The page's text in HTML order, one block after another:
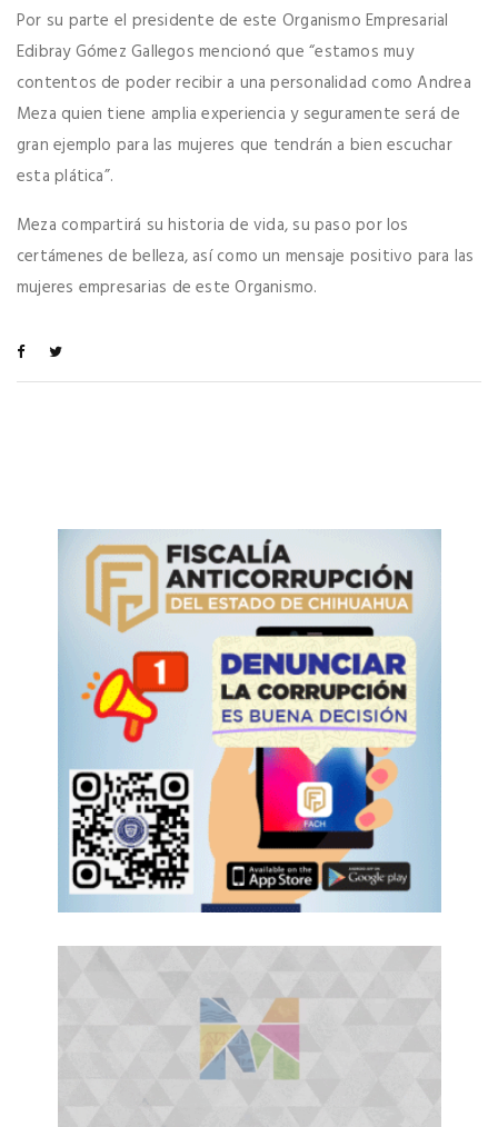
Por su parte el presidente de este Organismo Empresarial
Edibray Gómez Gallegos mencionó que “estamos muy
contentos de poder recibir a una personalidad como Andrea
Meza quien tiene amplia experiencia y seguramente será de
gran ejemplo para las mujeres que tendrán a bien escuchar
esta plática”.
Meza compartirá su historia de vida, su paso por los
certámenes de belleza, así como un mensaje positivo para las
mujeres empresarias de este Organismo.